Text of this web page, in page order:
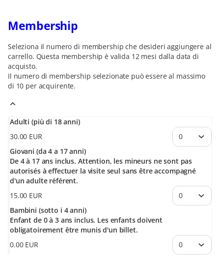
Membership
Seleziona il numero di membership che desideri aggiungere al
carrello. Questa membership è valida 12 mesi dalla data di
acquisto.
Il numero di membership selezionate può essere al massimo
di 10 per acquirente.
Adulti (più di 18 anni)
30.00 EUR
Giovani (da 4 a 17 anni)
De 4 à 17 ans inclus. Attention, les mineurs ne sont pas
autorisés à effectuer la visite seul sans être accompagné
d'un adulte référent.
15.00 EUR
Bambini (sotto i 4 anni)
Enfant de 0 à 3 ans inclus. Les enfants doivent
obligatoirement être munis d'un billet.
0.00 EUR